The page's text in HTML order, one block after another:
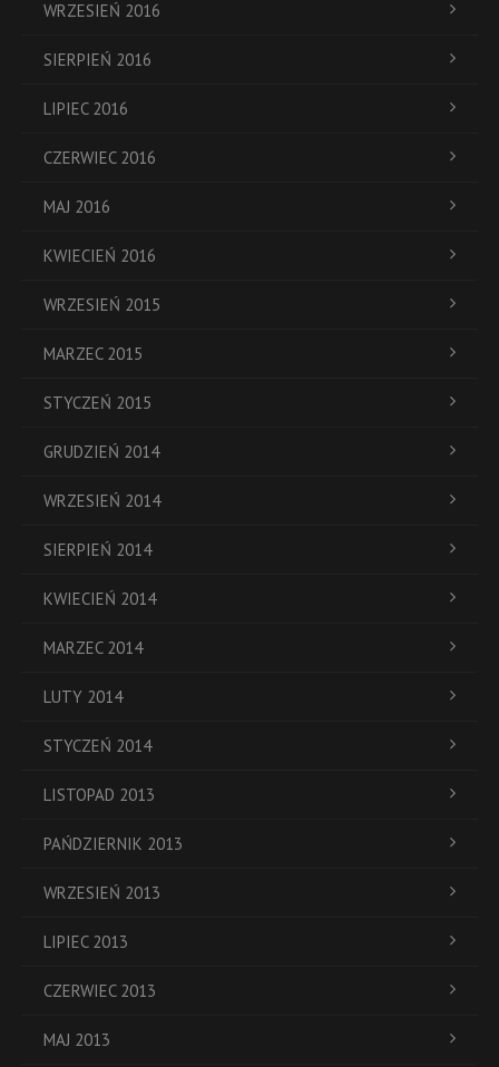
WRZESIEŃ 2016
SIERPIEŃ 2016
LIPIEC 2016
CZERWIEC 2016
MAJ 2016
KWIECIEŃ 2016
WRZESIEŃ 2015
MARZEC 2015
STYCZEŃ 2015
GRUDZIEŃ 2014
WRZESIEŃ 2014
SIERPIEŃ 2014
KWIECIEŃ 2014
MARZEC 2014
LUTY 2014
STYCZEŃ 2014
LISTOPAD 2013
PAŃDZIERNIK 2013
WRZESIEŃ 2013
LIPIEC 2013
CZERWIEC 2013
MAJ 2013